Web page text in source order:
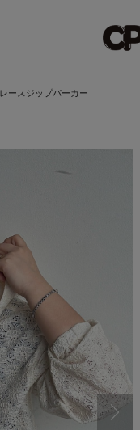
レースジップパーカー